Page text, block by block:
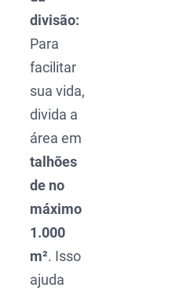
divisão:
Para
facilitar
sua vida,
divida a
área em
talhões
de no
máximo
1.000
m². Isso
ajuda